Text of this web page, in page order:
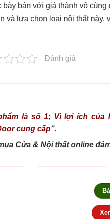
bán với giá thành vô
và lựa chọn loại nội thất này,
Đánh giá
là số 1; Vì lợi ích của
cung cấp”.
Cửa & Nội thất online